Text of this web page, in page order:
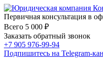
Первичная консультация в
Всего 5 000 ₽
Заказать обратный звонок
+7 905 976-99-94
Подпишитесь на Telegram-